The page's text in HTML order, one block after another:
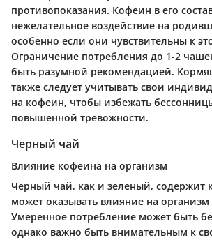
противопоказания. Кофеин в его
нежелательное воздействие на
особенно если они чувствительны к
Ограничение потребления до 1-2
быть разумной рекомендацией.
также следует учитывать свои
на кофеин, чтобы избежать
повышенной тревожности.
Черный чай
Влияние кофеина на организм
Черный чай, как и зеленый, содержит
может оказывать влияние на
Умеренное потребление может быть
однако важно быть внимательным к